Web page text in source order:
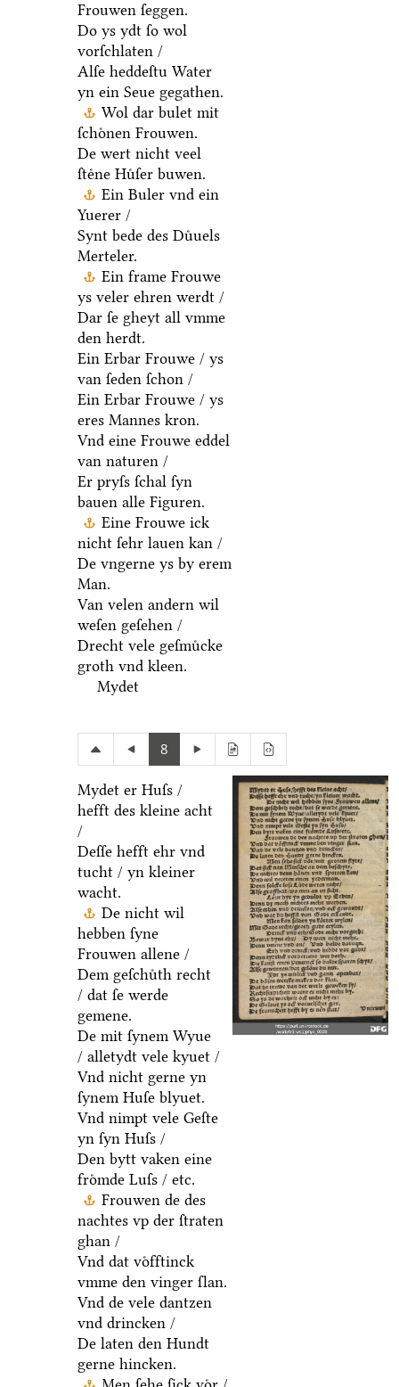
Frouwen ſeggen.
Do ys ydt ſo wol
vorſchlaten /
Alſe heddeſtu Water
yn ein Seue gegathen.
Wol dar bulet mit
ſchoͤnen Frouwen.
De wert nicht veel
ſteͤne Huͤſer buwen.
Ein Buler vnd ein
Yuerer /
Synt bede des Duͤuels
Merteler.
Ein frame Frouwe
ys veler ehren werdt /
Dar ſe gheyt all vmme
den herdt.
Ein Erbar Frouwe / ys
van ſeden ſchon /
Ein Erbar Frouwe / ys
eres Mannes kron.
Vnd eine Frouwe eddel
van naturen /
Er pryſs ſchal ſyn
bauen alle Figuren.
Eine Frouwe ick
nicht ſehr lauen kan /
De vngerne ys by erem
Man.
Van velen andern wil
weſen geſehen /
Drecht vele geſmuͤcke
groth vnd kleen.
Mydet
8
Mydet er Huſs /
hefft des kleine acht
/
Deſſe hefft ehr vnd
tucht / yn kleiner
wacht.
De nicht wil
hebben ſyne
Frouwen allene /
Dem geſchuͤth recht
/ dat ſe werde
gemene.
De mit ſynem Wyue
/ alletydt vele kyuet /
Vnd nicht gerne yn
ſynem Huſe blyuet.
Vnd nimpt vele Geſte
yn ſyn Huſs /
Den bytt vaken eine
froͤmde Luſs / etc.
Frouwen de des
nachtes vp der ſtraten
ghan /
Vnd dat voͤfftinck
vmme den vinger ſlan.
Vnd de vele dantzen
vnd drincken /
De laten den Hundt
gerne hincken.